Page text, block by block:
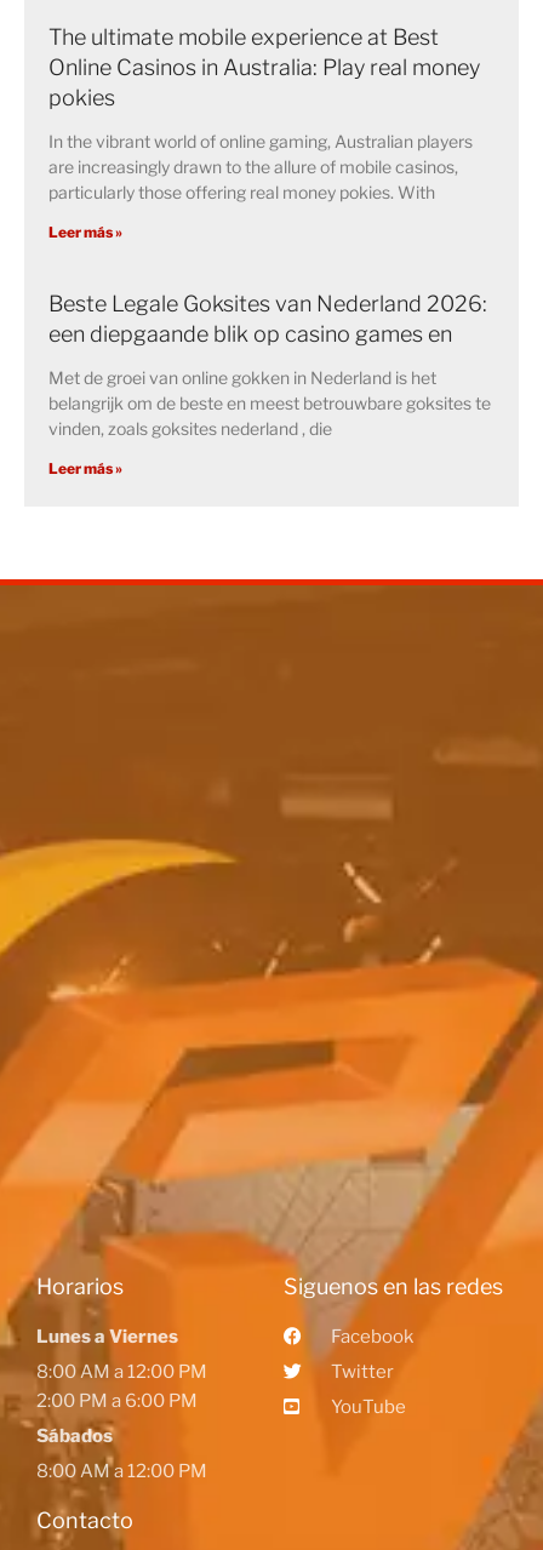
The ultimate mobile experience at Best
Online Casinos in Australia: Play real money
pokies
In the vibrant world of online gaming, Australian players
are increasingly drawn to the allure of mobile casinos,
particularly those offering real money pokies. With
Leer más »
Beste Legale Goksites van Nederland 2026:
een diepgaande blik op casino games en
Met de groei van online gokken in Nederland is het
belangrijk om de beste en meest betrouwbare goksites te
vinden, zoals goksites nederland , die
Leer más »
Horarios
Lunes a Viernes
8:00 AM a 12:00 PM
2:00 PM a 6:00 PM
Sábados
8:00 AM a 12:00 PM
Contacto
Siguenos en las redes
Facebook
Twitter
YouTube